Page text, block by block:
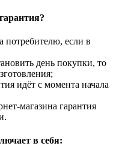
потребителю, если в
день покупки, то
идёт с момента начала
магазина гарантия
в себя: